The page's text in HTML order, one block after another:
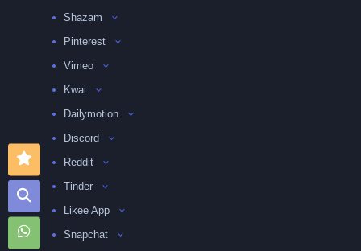
Shazam
Pinterest
Vimeo
Kwai
Dailymotion
Discord
Reddit
Tinder
Likee App
Snapchat